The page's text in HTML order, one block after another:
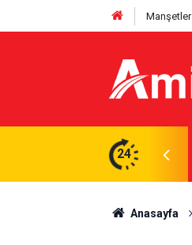
Manşetler
24
DEM'li vekil yanıtladı
Anasayfa